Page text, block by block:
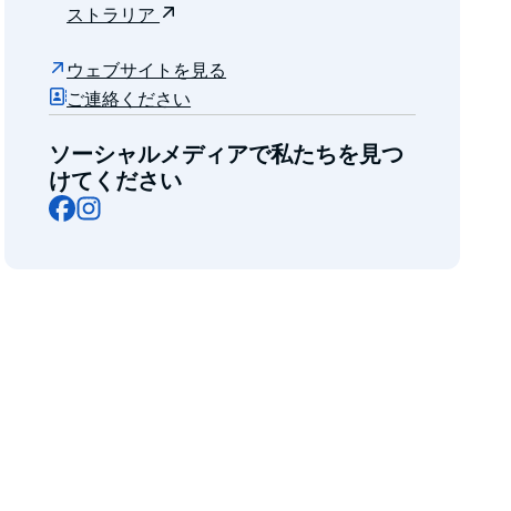
ストラリア
ウェブサイトを見る
ご連絡ください
ソーシャルメディアで私たちを見つ
けてください
Facebook